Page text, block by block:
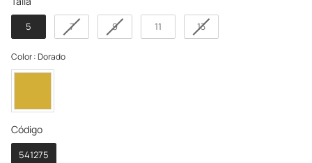
5 7 9 11 13
Color:DoradoColor
CódigoCódigo
541275